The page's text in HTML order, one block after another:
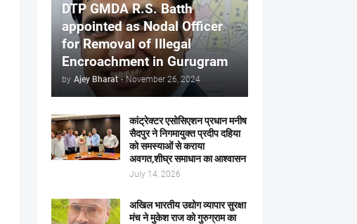
DTP GMDA R.S. Batth
appointed as Nodal Officer
for Removal of Illegal
Encroachment in Gurugram
by Ajey Bharat - November 26, 2024
कांट्रेक्टर एसोसिएशन प्रधान मनीष
सैदपुर ने निगमायुक्त प्रदीप दहिया
को समस्याओं से कराया
अवगत,शीघ्र समाधान का आश्वासन
July 14, 2026
अखिल भारतीय उद्योग व्यापार सुरक्षा
मंच ने मुकेश राज को गुरुग्राम का